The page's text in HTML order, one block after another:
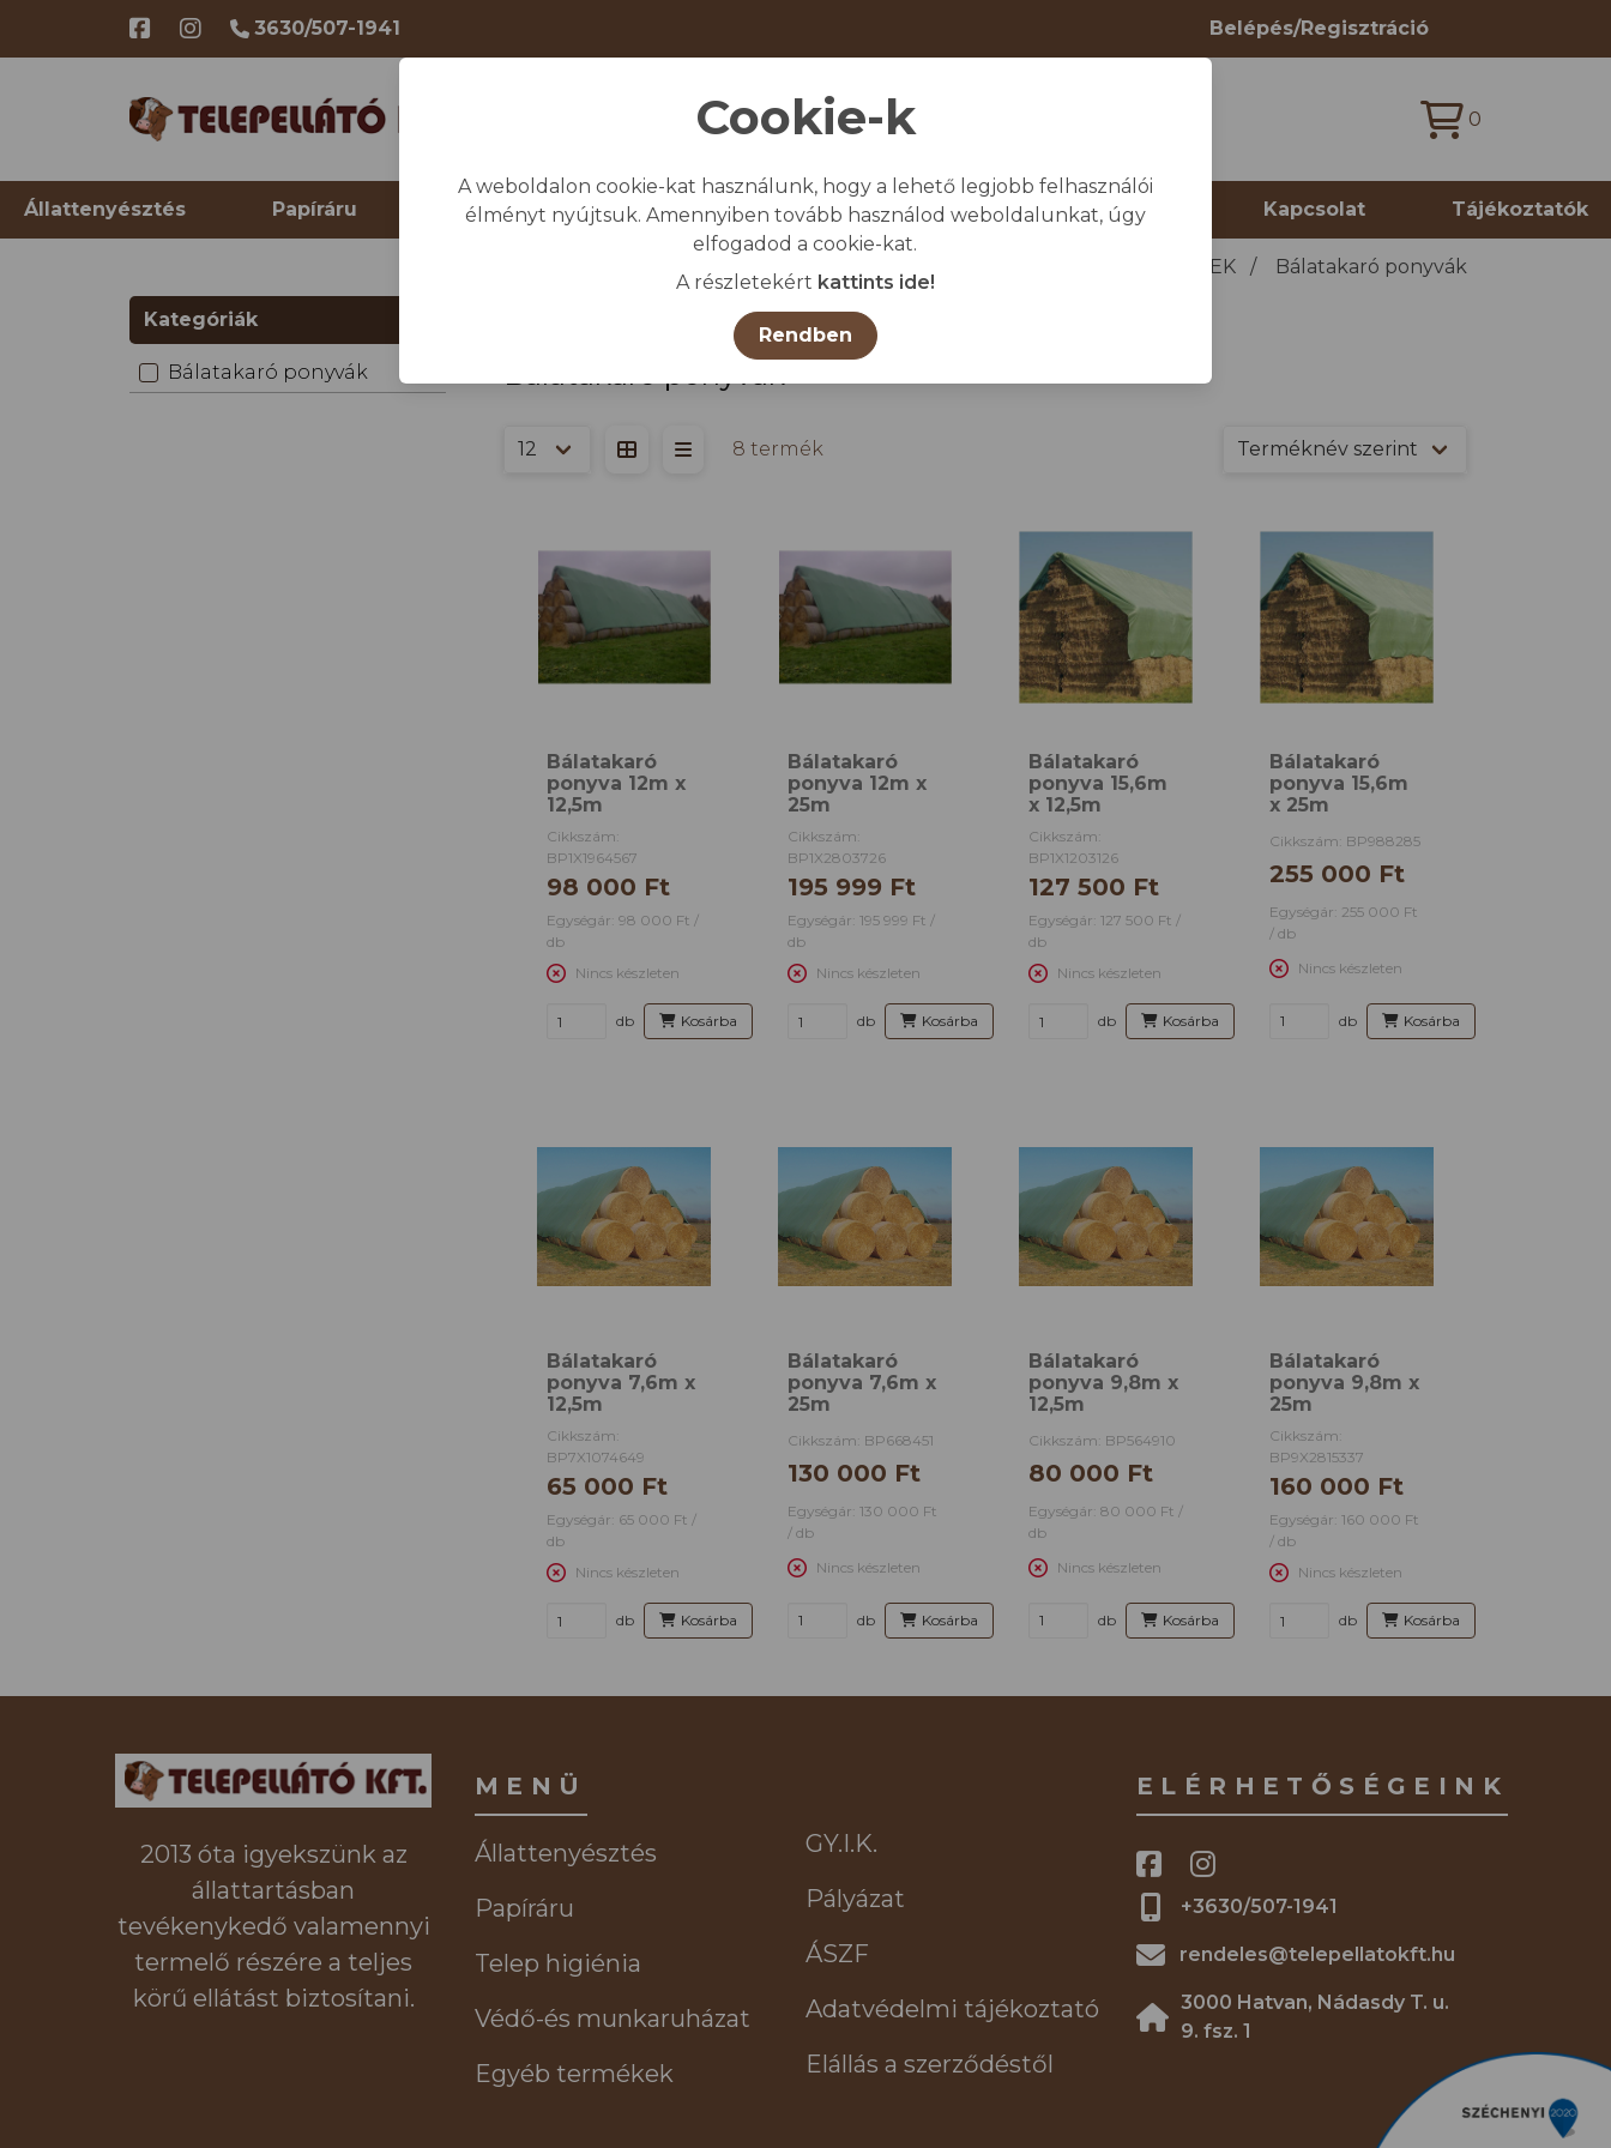
3630/507-1941 Belépés/Regisztráció
0
Állattenyésztés Papíráru Telep higiénia Védő-és munkaruházat Egyéb termékek Kapcsolat Tájékoztatók
MEZŐGAZDASÁGI TERMÉKEK / Bálatakaró ponyvák
Kategóriák
Bálatakaró ponyvák Bálatakaró ponyvák
8 termék
Bálatakaró
ponyva 12m x
12,5m
Cikkszám:
BP1X1964567
98 000 Ft
Egységár: 98 000 Ft /
db
Nincs készleten
db Kosárba
Bálatakaró
ponyva 12m x
25m
Cikkszám:
BP1X2803726
195 999 Ft
Egységár: 195 999 Ft /
db
Nincs készleten
db Kosárba
Bálatakaró
ponyva 15,6m
x 12,5m
Cikkszám:
BP1X1203126
127 500 Ft
Egységár: 127 500 Ft /
db
Nincs készleten
db Kosárba
Bálatakaró
ponyva 15,6m
x 25m
Cikkszám: BP988285
255 000 Ft
Egységár: 255 000 Ft
/ db
Nincs készleten
db Kosárba
Bálatakaró
ponyva 7,6m x
12,5m
Cikkszám:
BP7X1074649
65 000 Ft
Egységár: 65 000 Ft /
db
Nincs készleten
db Kosárba
Bálatakaró
ponyva 7,6m x
25m
Cikkszám: BP668451
130 000 Ft
Egységár: 130 000 Ft
/ db
Nincs készleten
db Kosárba
Bálatakaró
ponyva 9,8m x
12,5m
Cikkszám: BP564910
80 000 Ft
Egységár: 80 000 Ft /
db
Nincs készleten
db Kosárba
Bálatakaró
ponyva 9,8m x
25m
Cikkszám:
BP9X2815337
160 000 Ft
Egységár: 160 000 Ft
/ db
Nincs készleten
db Kosárba
2013 óta igyekszünk az
állattartásban
tevékenykedő valamennyi
termelő részére a teljes
körű ellátást biztosítani.
MENÜ
Állattenyésztés
Papíráru
Telep higiénia
Védő-és munkaruházat
Egyéb termékek
GY.I.K.
Pályázat
ÁSZF
Adatvédelmi tájékoztató
Elállás a szerződéstől
ELÉRHETŐSÉGEINK
+3630/507-1941
rendeles@telepellatokft.hu
3000 Hatvan, Nádasdy T. u.
9. fsz. 1
Cookie-k
A weboldalon cookie-kat használunk, hogy a lehető legjobb felhasználói
élményt nyújtsuk. Amennyiben tovább használod weboldalunkat, úgy
elfogadod a cookie-kat.
A részletekért kattints ide!
Rendben